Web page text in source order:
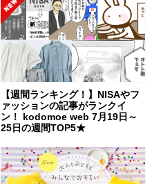
【週間ランキング！】NISAやフ
ァッションの記事がランクイ
ン！ kodomoe web 7月19日～
25日の週間TOP5★